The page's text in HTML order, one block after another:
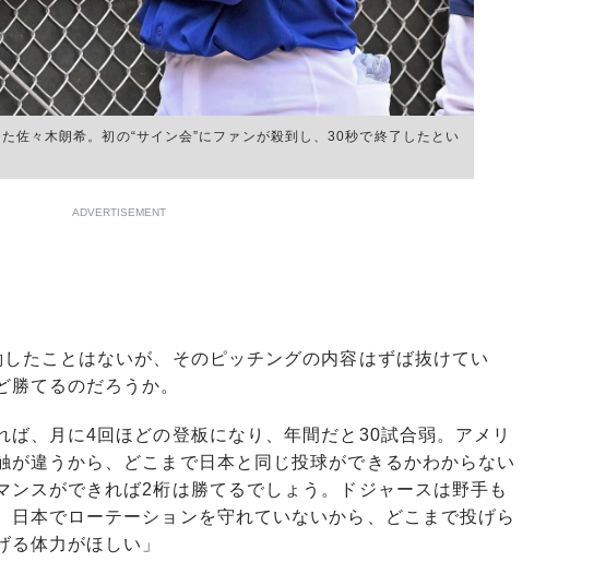
佐々木朗希。初の“サイン会”にファンが殺到し、30秒で終了したとい
ADVERTISEMENT
たことはないが、そのピッチングの内容はずば抜けてい
てるのだろうか。
ば、月に4回ほどの登板になり、年間だと30試合弱。アメリ
が違うから、どこまで日本と同じ投球ができるかわからない
ンスができれば2桁は勝てるでしょう。ドジャースは野手も
日本でローテーションを守れていないから、どこまで投げら
体力がほしい」